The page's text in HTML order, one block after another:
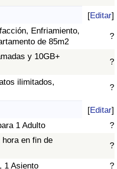
[Editar]
Enfriamiento,
de 85m2
?
y 10GB+
?
ilimitados,
?
[Editar]
1 Adulto
?
en fin de
?
1 Asiento ?